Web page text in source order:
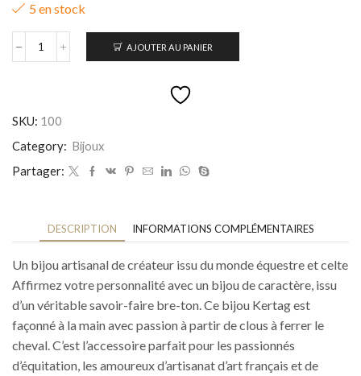
5 en stock
quantité
cheval
Hermine
grand
AJOUTER AU PANIER
SKU: 100
Category: Bijoux
Partager:
DESCRIPTION INFORMATIONS COMPLÉMENTAIRES
Un bijou artisanal de créateur issu du monde équestre et celte
Affirmez votre personnalité avec un bijou de caractère, issu
d’un véritable savoir-faire bre-ton. Ce bijou Kertag est
façonné à la main avec passion à partir de clous à ferrer le
cheval. C’est l’accessoire parfait pour les passionnés
d’équitation, les amoureux d’artisanat d’art français et de